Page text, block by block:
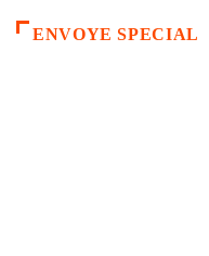
ENVOYE SPECIAL